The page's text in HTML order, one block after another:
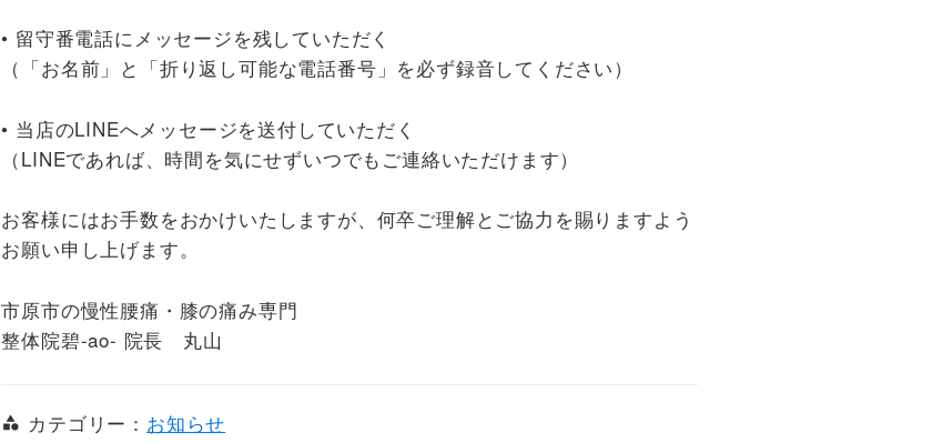
• 留守番電話にメッセージを残していただく
（「お名前」と「折り返し可能な電話番号」を必ず録音してください）
• 当店のLINEへメッセージを送付していただく
（LINEであれば、時間を気にせずいつでもご連絡いただけます）
お客様にはお手数をおかけいたしますが、何卒ご理解とご協力を賜りますよう
お願い申し上げます。
市原市の慢性腰痛・膝の痛み専門
整体院碧-ao- 院長 丸山
カテゴリー： お知らせ